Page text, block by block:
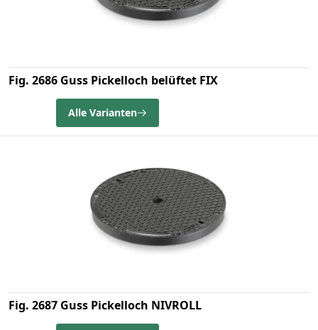
Fig. 2686 Guss Pickelloch belüftet FIX
Alle Varianten
Fig. 2687 Guss Pickelloch NIVROLL